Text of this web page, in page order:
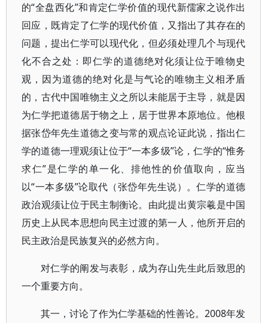
的“全盘西化”和肯定仁学价值的现代新儒家之说作出
回应，既肯定了仁学的现代价值，又指出了其存在的
问题，提出仁学可以现代化，但必须处理几个与现代
化不合之处：即仁学的道德绝对化须让位于唯物史
观，因为道德的绝对化是与气论的唯物主义相矛盾
的，古代中国唯物主义之所以未能居于主导，就是因
为仁学把道德居于物之上，居于世界本原地位。他根
据张岱年先生道德之变与常的观点论证此说，指出仁
学的道德一理观须让位于“一本多级”论，仁学的“惟务
求仁”是仁学的单一化、排他性的价值取向，应当
以“一本多级”论取代（张岱年先生说）。仁学的道德
政治观须让位于民主制衡论。由此提出黄宗羲是中国
历史上从民本思想向民主过渡的第一人，他所开启的
民主政治是民族复兴的必然方向。
对仁学的阐发与表彰，成为存山先生此后致思的
一个重要方向。
其一，讨论了作为仁学基础的性善论。2008年发